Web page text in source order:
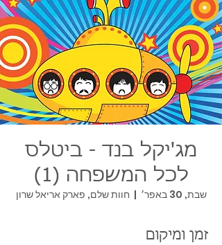
מג'יקל בנד - ביטלס
לכל המשפחה (1)
שבת, 30 באפר׳
  |
חוות שלם, פארק אריאל שרון
זמן ומיקום